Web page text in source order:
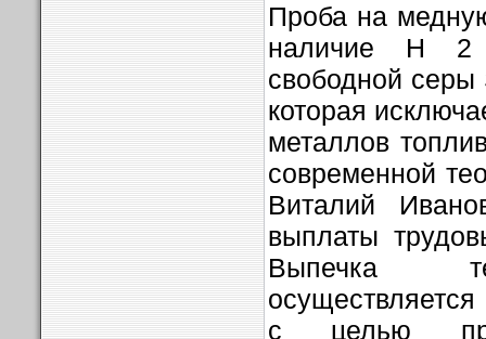
Проба на
наличие H 2
свободной серы
которая
металлов
современной
Виталий
выплаты
Выпечка
с целью